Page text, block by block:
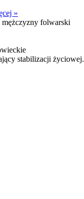
»
stabilizacji życiowej.